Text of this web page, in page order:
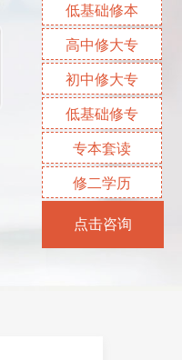
低基础修本
高中修大专
初中修大专
低基础修专
专本套读
修二学历
点击咨询